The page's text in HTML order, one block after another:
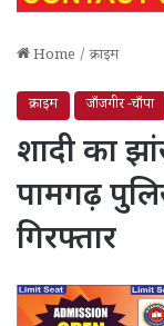
Home / क्राइम
क्राइम जाँजगीर -चाँपा
शादी का
पामगढ़
गिरफ्तार